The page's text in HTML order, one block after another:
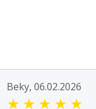
Beky, 06.02.2026
★ ★ ★ ★ ★